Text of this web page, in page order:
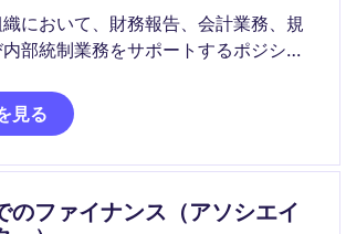
において、財務報告、会計業務、規
部統制業務をサポートするポジショ
理・財務スキルを習得できる成長機会
見る
のファイナンス（アソシエイ